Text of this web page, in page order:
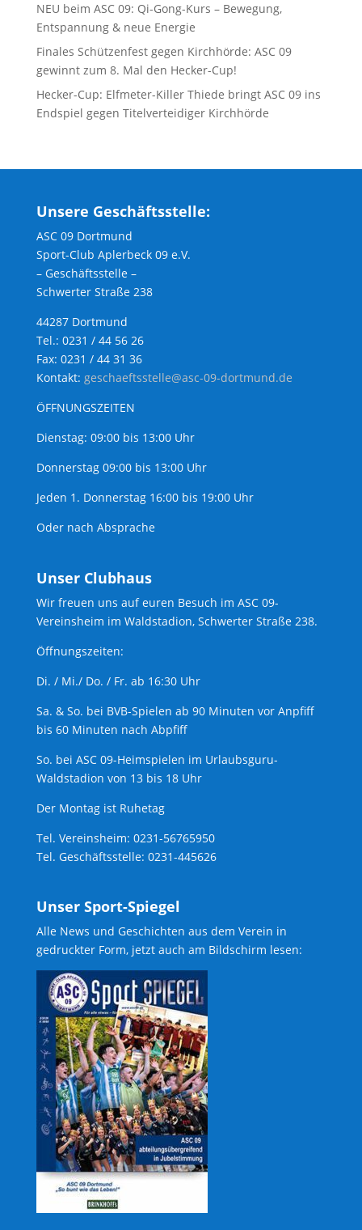
NEU beim ASC 09: Qi-Gong-Kurs – Bewegung,
Entspannung & neue Energie
Finales Schützenfest gegen Kirchhörde: ASC 09
gewinnt zum 8. Mal den Hecker-Cup!
Hecker-Cup: Elfmeter-Killer Thiede bringt ASC 09 ins
Endspiel gegen Titelverteidiger Kirchhörde
Unsere Geschäftsstelle:
ASC 09 Dortmund
Sport-Club Aplerbeck 09 e.V.
– Geschäftsstelle –
Schwerter Straße 238
44287 Dortmund
Tel.: 0231 / 44 56 26
Fax: 0231 / 44 31 36
Kontakt: geschaeftsstelle@asc-09-dortmund.de
ÖFFNUNGSZEITEN
Dienstag: 09:00 bis 13:00 Uhr
Donnerstag 09:00 bis 13:00 Uhr
Jeden 1. Donnerstag 16:00 bis 19:00 Uhr
Oder nach Absprache
Unser Clubhaus
Wir freuen uns auf euren Besuch im ASC 09-
Vereinsheim im Waldstadion, Schwerter Straße 238.
Öffnungszeiten:
Di. / Mi./ Do. / Fr. ab 16:30 Uhr
Sa. & So. bei BVB-Spielen ab 90 Minuten vor Anpfiff
bis 60 Minuten nach Abpfiff
So. bei ASC 09-Heimspielen im Urlaubsguru-
Waldstadion von 13 bis 18 Uhr
Der Montag ist Ruhetag
Tel. Vereinsheim: 0231-56765950
Tel. Geschäftsstelle: 0231-445626
Unser Sport-Spiegel
Alle News und Geschichten aus dem Verein in
gedruckter Form, jetzt auch am Bildschirm lesen: